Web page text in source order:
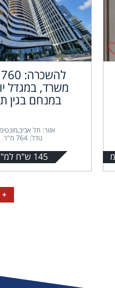
משרד, במגדל
במנחם בגין
אזור: תל
גודל: 764 מ"ר
145 ש"ח למ"ר + מע"מ .